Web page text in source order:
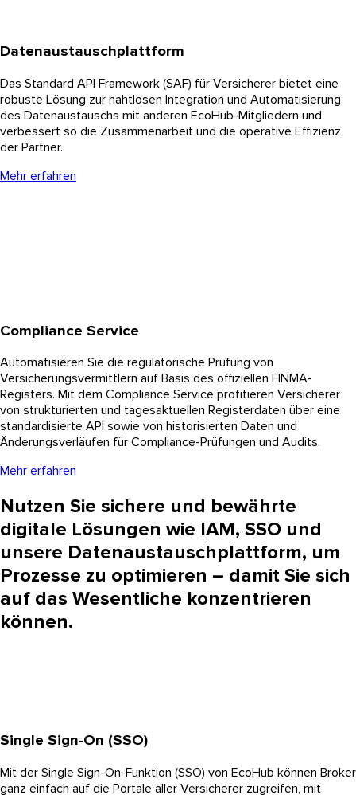
Datenaustauschplattform
Das Standard API Framework (SAF) für Versicherer bietet eine
robuste Lösung zur nahtlosen Integration und Automatisierung
des Datenaustauschs mit anderen EcoHub-Mitgliedern und
verbessert so die Zusammenarbeit und die operative Effizienz
der Partner.
Mehr erfahren
Compliance Service
Automatisieren Sie die regulatorische Prüfung von
Versicherungsvermittlern auf Basis des offiziellen FINMA-
Registers. Mit dem Compliance Service profitieren Versicherer
von strukturierten und tagesaktuellen Registerdaten über eine
standardisierte API sowie von historisierten Daten und
Änderungsverläufen für Compliance-Prüfungen und Audits.
Mehr erfahren
Nutzen Sie sichere und bewährte
digitale Lösungen wie IAM, SSO und
unsere Datenaustauschplattform, um
Prozesse zu optimieren – damit Sie sich
auf das Wesentliche konzentrieren
können.
Single Sign-On (SSO)
Mit der Single Sign-On-Funktion (SSO) von EcoHub können Broker
ganz einfach auf die Portale aller Versicherer zugreifen, mit